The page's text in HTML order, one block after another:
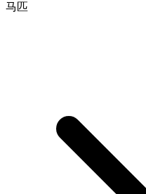
马匹